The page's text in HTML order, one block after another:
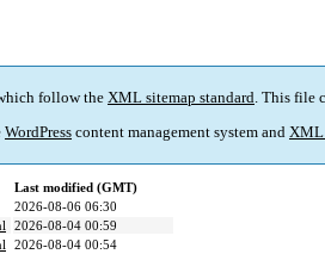
follow the XML sitemap standard. This file
WordPress content management system and XML
Last modified (GMT)
2026-08-06 06:30
2026-08-04 00:59
2026-08-04 00:54